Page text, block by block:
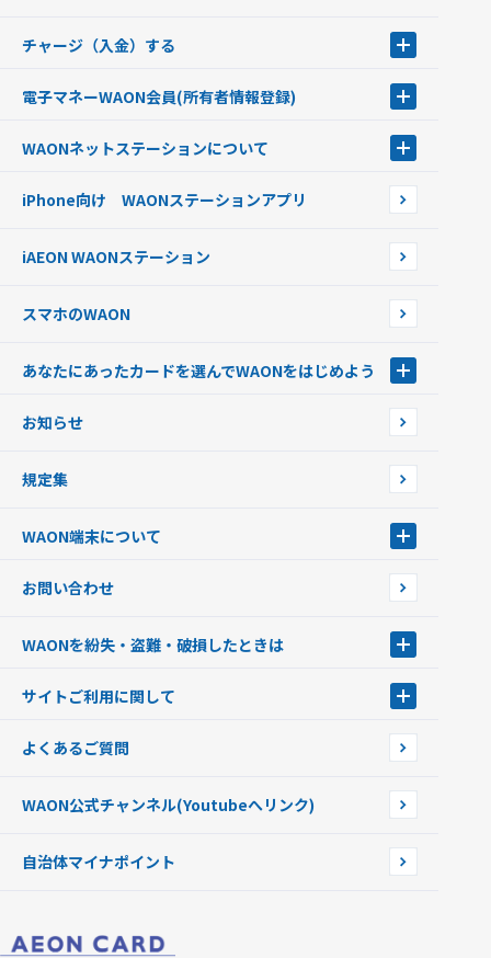
チャージ（入金）する
現金でチャージする
銀行口座・ATMからチャージする
オートチャージ
ポイントからチャージする
チャージ上限金額の変更について
電子マネーWAON会員(所有者情報登録)
WAON POINTサービス会員登録に伴う個人データの共同利用のお知
WAONネットステーションについて
WAONネットステーションWAON端末について
iPhone向け WAONステーションアプリ
iAEON WAONステーション
スマホのWAON
あなたにあったカードを選んでWAONをはじめよう
フードバンク応援WAON
ご当地WAON
G.G WAON
WAONカード・WAONカードプラス
モバイルWAON
提携WAONカード
お知らせ
規定集
WAON端末について
WAONネットステーション
新型WAONステーション
WAONチャージャーmini
お問い合わせ
WAONを紛失・盗難・破損したときは
WAONカードの拾得について
サイトご利用に関して
企業情報
よくあるご質問
WAON公式チャンネル(Youtubeへリンク)
自治体マイナポイント